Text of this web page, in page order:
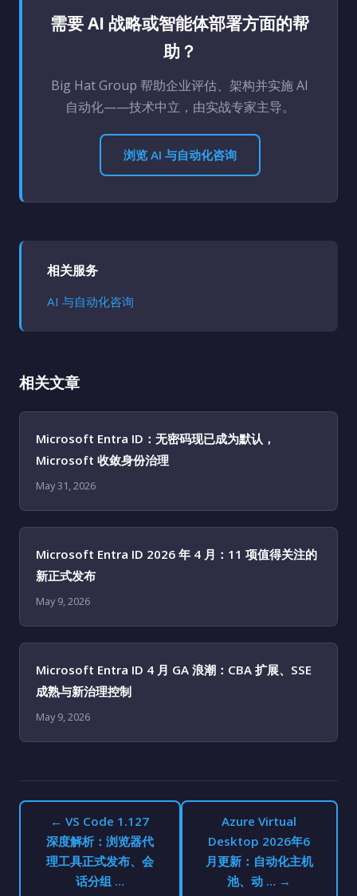
需要 AI 战略或智能体部署方面的帮
助？
Big Hat Group 帮助企业评估、架构并实施 AI
自动化——技术中立，由实战专家主导。
浏览 AI 与自动化咨询
相关服务
AI 与自动化咨询
相关文章
Microsoft Entra ID：无密码现已成为默认，
Microsoft 收敛身份治理
May 31, 2026
Microsoft Entra ID 2026 年 4 月：11 项值得关注的
新正式发布
May 9, 2026
Microsoft Entra ID 4 月 GA 浪潮：CBA 扩展、SSE
成熟与新治理控制
May 9, 2026
← VS Code 1.127
深度解析：浏览器代
理工具正式发布、会
话分组 …
Azure Virtual
Desktop 2026年6
月更新：自动化主机
池、动 … →